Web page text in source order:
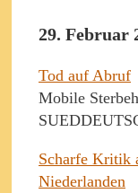
29. Februar
Tod auf Abruf
Mobile
Scharfe Kritik
Niederlanden